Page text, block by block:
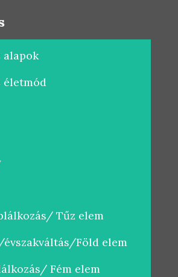
alapok
életmód
Tűz elem
Föld elem
Fém elem